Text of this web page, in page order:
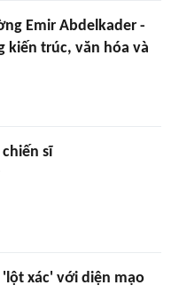
Emir Abdelkader -
kiến trúc, văn hóa và
sĩ
'lột xác' với diện mạo